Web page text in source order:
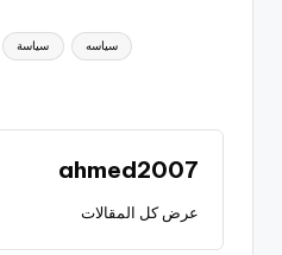
سياسة سياسه
ahmed2007
عرض كل المقالات